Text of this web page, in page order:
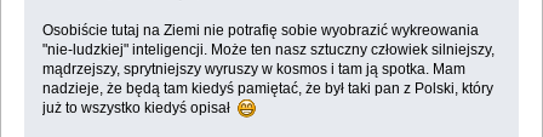
Osobiście tutaj na Ziemi nie potrafię sobie wyobrazić wykreowania
"nie-ludzkiej" inteligencji. Może ten nasz sztuczny człowiek silniejszy,
mądrzejszy, sprytniejszy wyruszy w kosmos i tam ją spotka. Mam
nadzieje, że będą tam kiedyś pamiętać, że był taki pan z Polski, który
już to wszystko kiedyś opisał